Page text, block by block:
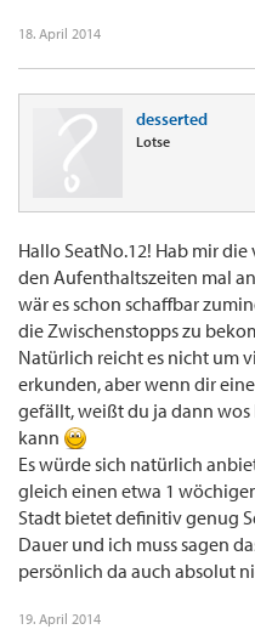
18. April 2014
desserted
Lotse
Hallo SeatNo.12! Hab mir
den Aufenthaltszeiten mal
wär es schon schaffbar
die Zwischenstopps zu
Natürlich reicht es nicht um
erkunden, aber wenn dir
gefällt, weißt du ja dann
kann
Es würde sich natürlich
gleich einen etwa 1
Stadt bietet definitiv genug
Dauer und ich muss sagen
persönlich da auch absolut
19. April 2014